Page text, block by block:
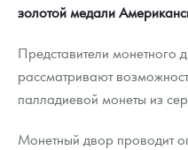
Жетоны "Необыкновенные
Ювелирные изделия
Русская нумизматика
Золотая карманная галерея
Политика использования Cookies
Положение по обработке и
золотой медали
Представители
рассматривают
палладиевой монеты из
Монетный двор проводит